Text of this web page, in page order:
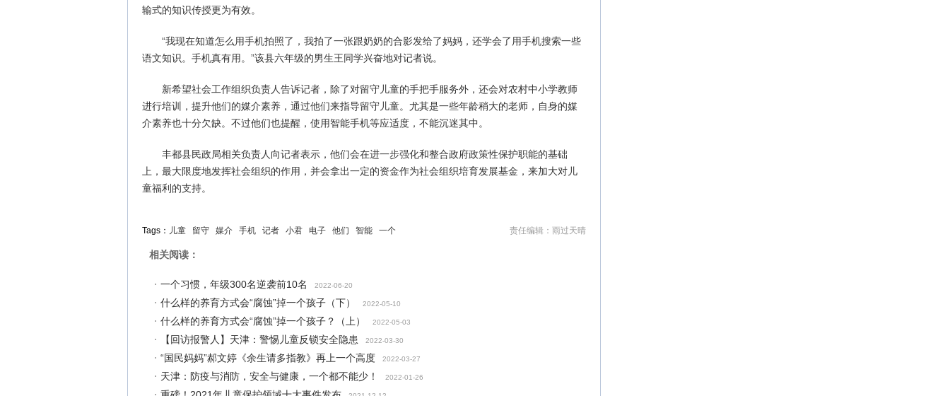
输式的知识传授更为有效。
“我现在知道怎么用手机拍照了，我拍了一张跟奶奶的合影发给了妈妈，还学会了用手机搜索一些
语文知识。手机真有用。”该县六年级的男生王同学兴奋地对记者说。
新希望社会工作组织负责人告诉记者，除了对留守儿童的手把手服务外，还会对农村中小学教师
进行培训，提升他们的媒介素养，通过他们来指导留守儿童。尤其是一些年龄稍大的老师，自身的媒
介素养也十分欠缺。不过他们也提醒，使用智能手机等应适度，不能沉迷其中。
丰都县民政局相关负责人向记者表示，他们会在进一步强化和整合政府政策性保护职能的基础
上，最大限度地发挥社会组织的作用，并会拿出一定的资金作为社会组织培育发展基金，来加大对儿
童福利的支持。
Tags： 儿童 留守 媒介 手机 记者 小君 电子 他们 智能 一个 责任编辑：雨过天晴
相关阅读：
一个习惯，年级300名逆袭前10名 2022-06-20
什么样的养育方式会“腐蚀”掉一个孩子（下） 2022-05-10
什么样的养育方式会“腐蚀”掉一个孩子？（上） 2022-05-03
【回访报警人】天津：警惕儿童反锁安全隐患 2022-03-30
“国民妈妈”郝文婷《余生请多指教》再上一个高度 2022-03-27
天津：防疫与消防，安全与健康，一个都不能少！ 2022-01-26